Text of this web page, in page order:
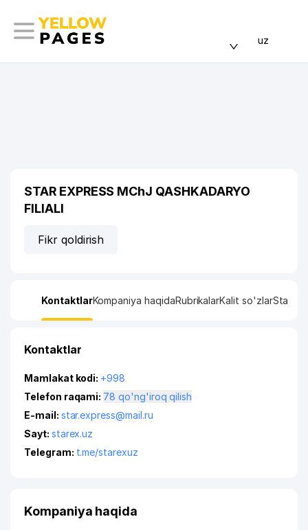
uz
STAR EXPRESS MChJ QASHKADARYO
FILIALI
Fikr qoldirish
KontaktlarKompaniya haqidaRubrikalarKalit so'zlar
Kontaktlar
Mamlakat kodi: +998
Telefon raqami:
78 qo'ng'iroq qilish
E-mail: star.express@mail.ru
Sayt: starex.uz
Telegram: t.me/starexuz
Kompaniya haqida